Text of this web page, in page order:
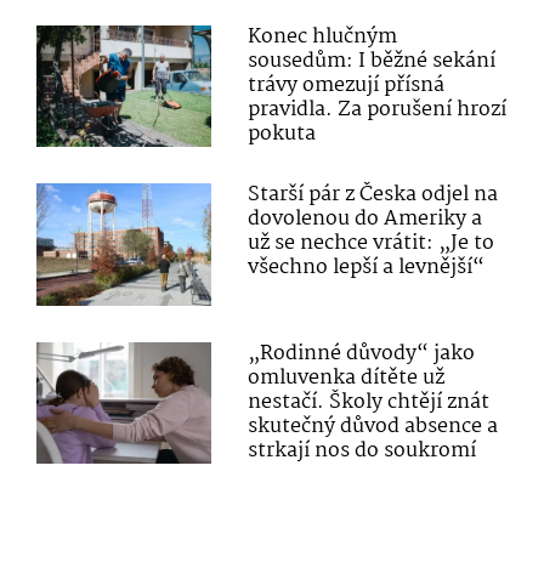
Konec hlučným
sousedům: I běžné sekání
trávy omezují přísná
pravidla. Za porušení hrozí
pokuta
Starší pár z Česka odjel na
dovolenou do Ameriky a
už se nechce vrátit: „Je to
všechno lepší a levnější“
„Rodinné důvody“ jako
omluvenka dítěte už
nestačí. Školy chtějí znát
skutečný důvod absence a
strkají nos do soukromí